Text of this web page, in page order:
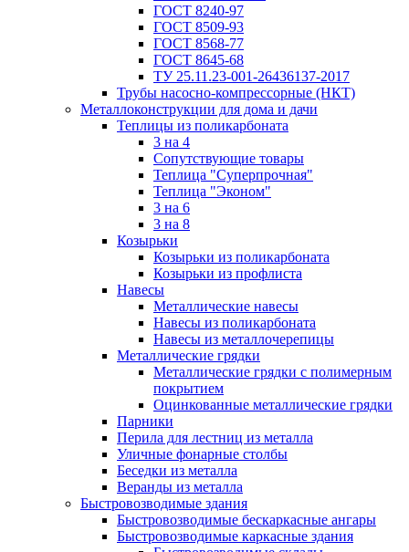
ГОСТ 8240-97
ГОСТ 8509-93
ГОСТ 8568-77
ГОСТ 8645-68
ТУ 25.11.23-001-26436137-2017
Трубы насосно-компрессорные (НКТ)
Металлоконструкции для дома и дачи
Теплицы из поликарбоната
3 на 4
Сопутствующие товары
Теплица "Суперпрочная"
Теплица "Эконом"
3 на 6
3 на 8
Козырьки
Козырьки из поликарбоната
Козырьки из профлиста
Навесы
Металлические навесы
Навесы из поликарбоната
Навесы из металлочерепицы
Металлические грядки
Металлические грядки с полимерным
покрытием
Оцинкованные металлические грядки
Парники
Перила для лестниц из металла
Уличные фонарные столбы
Беседки из металла
Веранды из металла
Быстровозводимые здания
Быстровозводимые бескаркасные ангары
Быстровозводимые каркасные здания